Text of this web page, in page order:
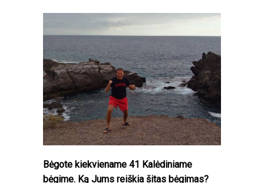
Bėgote kiekviename 41 Kalėdiniame
bėgime. Ką Jums reiškia šitas bėgimas?